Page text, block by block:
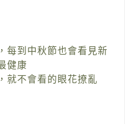
每到中秋節也會看見新
健康
就不會看的眼花撩亂